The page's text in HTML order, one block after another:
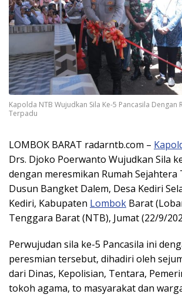
Kapolda NTB Wujudkan Sila Ke-5 Pancasila Dengan
Terpadu
LOMBOK BARAT radarntb.com –
Drs. Djoko Poerwanto Wujudkan Sila
dengan meresmikan Rumah Sejahtera
Dusun Bangket Dalem, Desa Kediri
Kediri, Kabupaten Lombok Barat
Tenggara Barat (NTB), Jumat (22/9/
Perwujudan sila ke-5 Pancasila ini
peresmian tersebut, dihadiri oleh
dari Dinas, Kepolisian, Tentara,
tokoh agama, to masyarakat dan